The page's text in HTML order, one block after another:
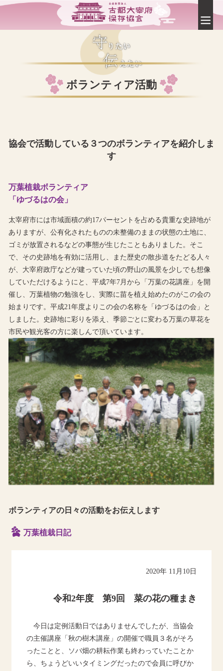
ボランティア活動
協会で活動している３つのボランティアを紹介しま
す
万葉植栽ボランティア
「ゆづるはの会」
太宰府市には市域面積の約17パーセントを占める貴重な史跡地が
ありますが、公有化されたものの未整備のままの状態の土地に、
ゴミが放置されるなどの事態が生じたこともありました。そこ
で、その史跡地を有効に活用し、また歴史の散歩道をたどる人々
が、大宰府政庁などが建っていた頃の野山の風景を少しでも想像
していただけるようにと、平成7年7月から「万葉の花講座」を開
催し、万葉植物の勉強をし、実際に苗を植え始めたのがこの会の
始まりです。平成21年度よりこの会の名称を「ゆづるはの会」と
しました。史跡地に彩りを添え、季節ごとに変わる万葉の草花を
市民や観光客の方に楽しんで頂いています。
ボランティアの日々の活動をお伝えします
万葉植栽日記
2020年 11月10日
令和2年度 第9回 菜の花の種まき
今日は定例活動日ではありませんでしたが、当協会
の主催講座「秋の樹木講座」の開催で職員３名がそろ
ったことと、ソバ畑の耕耘作業も終わっていたことか
ら、ちょうどいいタイミングだったので会員に呼びか